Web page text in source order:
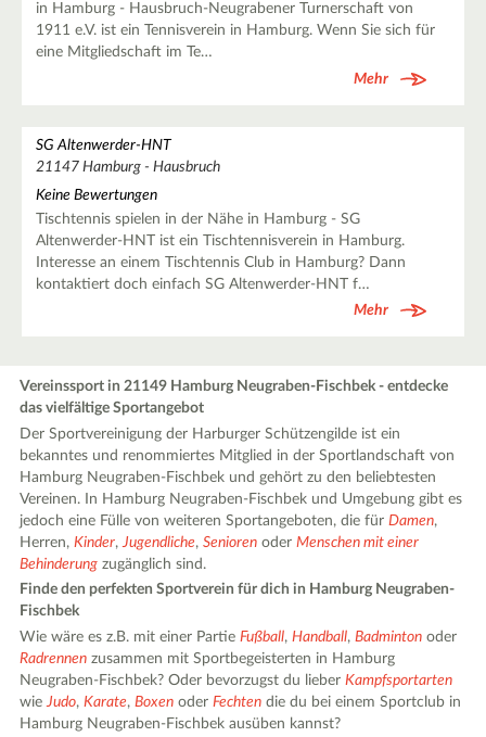
in Hamburg - Hausbruch-Neugrabener Turnerschaft von
1911 e.V. ist ein Tennisverein in Hamburg. Wenn Sie sich für
eine Mitgliedschaft im Te…
Mehr
SG Altenwerder-HNT
21147 Hamburg - Hausbruch
Keine Bewertungen
Tischtennis spielen in der Nähe in Hamburg - SG
Altenwerder-HNT ist ein Tischtennisverein in Hamburg.
Interesse an einem Tischtennis Club in Hamburg? Dann
kontaktiert doch einfach SG Altenwerder-HNT f…
Mehr
Vereinssport in 21149 Hamburg Neugraben-Fischbek - entdecke
das vielfältige Sportangebot
Der Sportvereinigung der Harburger Schützengilde ist ein
bekanntes und renommiertes Mitglied in der Sportlandschaft von
Hamburg Neugraben-Fischbek und gehört zu den beliebtesten
Vereinen. In Hamburg Neugraben-Fischbek und Umgebung gibt es
jedoch eine Fülle von weiteren Sportangeboten, die fürDamen,
Herren,Kinder,Jugendliche,Senioren oderMenschen mit einer
Behinderung zugänglich sind.
Finde den perfekten Sportverein für dich in Hamburg Neugraben-
Fischbek
Wie wäre es z.B. mit einer PartieFußball,Handball,Badminton oder
Radrennen zusammen mit Sportbegeisterten in Hamburg
Neugraben-Fischbek? Oder bevorzugst du lieberKampfsportarten
wieJudo,Karate,Boxen oderFechten die du bei einem Sportclub in
Hamburg Neugraben-Fischbek ausüben kannst?